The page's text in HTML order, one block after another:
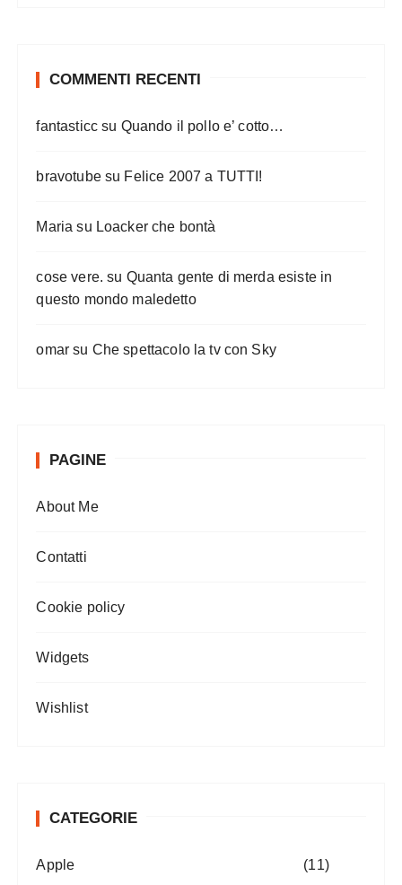
COMMENTI RECENTI
fantasticc su Quando il pollo e’ cotto…
bravotubesu Felice 2007 a TUTTI!
Maria su Loacker che bontà
cose vere. su Quanta gente di merda esiste in
questo mondo maledetto
omar su Che spettacolo la tv con Sky
PAGINE
About Me
Contatti
Cookie policy
Widgets
Wishlist
CATEGORIE
Apple (11)